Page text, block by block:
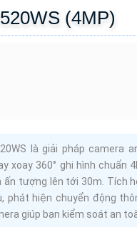
(4MP)
là giải pháp camera
xoay 360° ghi hình chuẩn
ấn tượng lên tới 30m. Tích
phát hiện chuyển động
giúp bạn kiểm soát an